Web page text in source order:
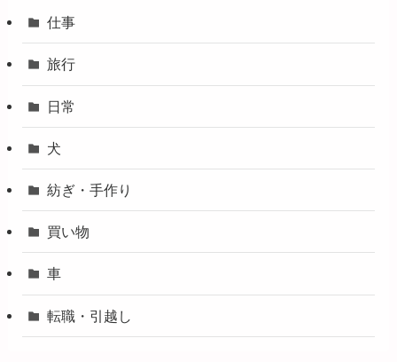
仕事
旅行
日常
犬
紡ぎ・手作り
買い物
車
転職・引越し